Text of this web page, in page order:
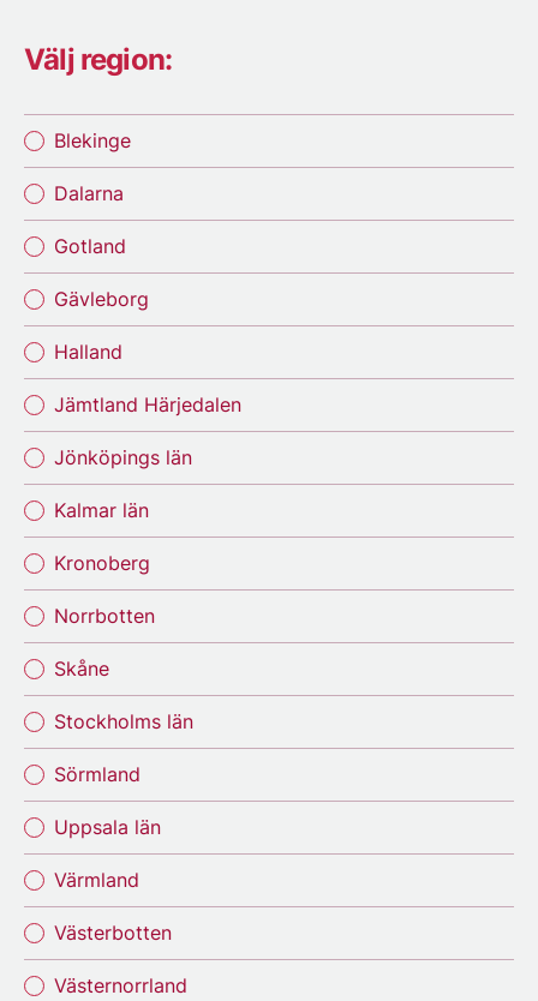
Välj region:
Blekinge
Dalarna
Gotland
Gävleborg
Halland
Jämtland Härjedalen
Jönköpings län
Kalmar län
Kronoberg
Norrbotten
Skåne
Stockholms län
Sörmland
Uppsala län
Värmland
Västerbotten
Västernorrland